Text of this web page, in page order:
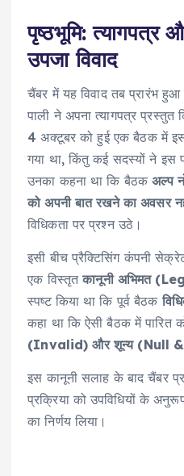
पृष्ठभूमि: त्यागपत्र
उपजा विवाद
चैंबर में यह विवाद तब प्रारंभ
पाली ने अपना त्यागपत्र प्रस्तुत
4 अक्टूबर को हुई एक बैठक में इस
गया था, किंतु कई सदस्यों ने इस
उनका कहना था कि बैठकअल्प
को अपनी बात रखने का अवसर
विधिकता पर प्रश्न उठे।
इसी बीच प्रैक्टिसिंग कंपनी
एक विस्तृतकानूनी अभिमत
स्पष्ट किया था कि पूर्व बैठक
कहा था कि ऐसी बैठक में पारित
(Invalid) और शून्य (Null
इस कानूनी सलाह के बाद चैंबर
प्रक्रिया को उपविधियों के
का निर्णय लिया।